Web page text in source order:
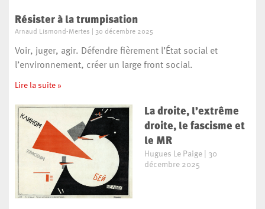
Résister à la trumpisation
Arnaud Lismond-Mertes 30 décembre 2025
Voir, juger, agir. Défendre fièrement l’État social et
l’environnement, créer un large front social.
Lire la suite »
La droite, l’extrême
droite, le fascisme et
le MR
Hugues Le Paige
30
décembre 2025